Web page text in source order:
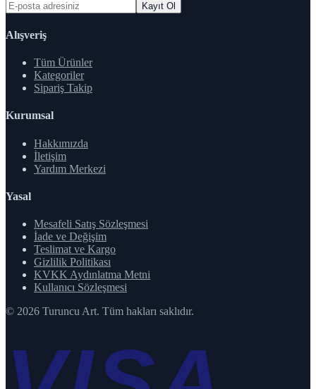
Kayıt Ol
Alışveriş
Tüm Ürünler
Kategoriler
Sipariş Takip
Kurumsal
Hakkımızda
İletişim
Yardım Merkezi
Yasal
Mesafeli Satış Sözleşmesi
İade ve Değişim
Teslimat ve Kargo
Gizlilik Politikası
KVKK Aydınlatma Metni
Kullanıcı Sözleşmesi
© 2026 Turuncu Art. Tüm hakları saklıdır.